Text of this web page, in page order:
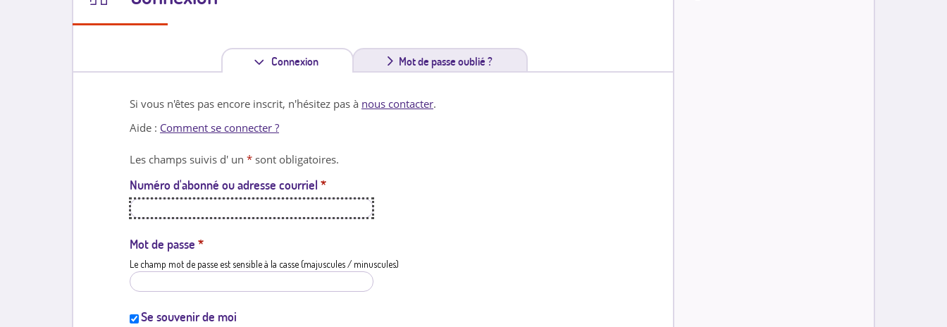
Connexion
n
l
e
Mot de passe oublié ?
Si vous n'êtes pas encore inscrit, n'hésitez pas à nous contacter.
Aide : Comment se connecter ?
Les champs suivis d' un * sont obligatoires.
Numéro d'abonné ou adresse courriel *
Mot de passe *
Le champ mot de passe est sensible à la casse (majuscules / minuscules)
Se souvenir de moi